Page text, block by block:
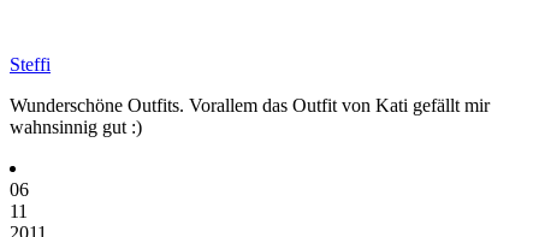
Steffi
Wunderschöne Outfits. Vorallem das Outfit von Kati gefällt mir
wahnsinnig gut :)
06
11
2011